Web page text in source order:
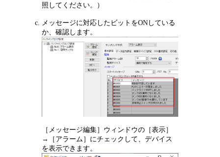
照してください。）
メッセージに対応したビットをONしている
か、確認します。
［メッセージ編集］ウィンドウの［表示］
→［アラーム］にチェックして、デバイス
を表示できます。